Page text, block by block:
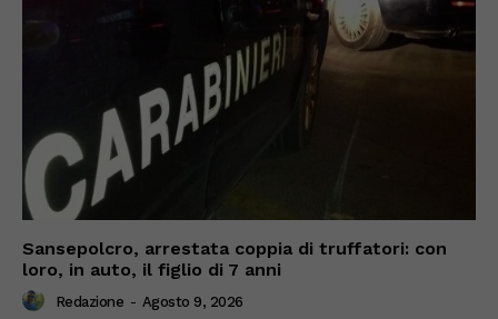
Sansepolcro, arrestata coppia di truffatori: con
loro, in auto, il figlio di 7 anni
Redazione - Agosto 9, 2026